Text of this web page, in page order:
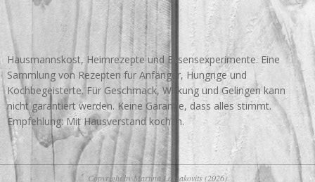
Hausmannskost, Heimrezepte und Essensexperimente. Eine
Sammlung von Rezepten für Anfänger, Hungrige und
Kochbegeisterte. Für Geschmack, Wirkung und Gelingen kann
nicht garantiert werden. Keine Garantie, dass alles stimmt.
Empfehlung: Mit Hausverstand kochen.
Copyright by Martina Laszakovits (2026)